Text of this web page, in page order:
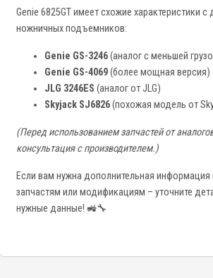
Genie 6825GT имеет схожие характеристики
ножничных подъемников:
Genie GS-3246(аналог с меньшей
Genie GS-4069(более мощная версия)
JLG 3246ES (аналог от JLG)
Skyjack SJ6826(похожая модель от
(Перед использованием запчастей от
консультация с производителем.)
Если вам нужна дополнительная
запчастям или модификациям – уточните
нужные данные! 🚜🔧